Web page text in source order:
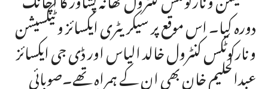
دورہ کیا۔ اس موقع پر سیکریٹری ایکسائز و ٹیکسیشن
و نارکوٹکس کنٹرول خالد الیاس اور ڈی جی ایکسائز
عبدالحلیم خان بھی ان کے ہمراہ تھے۔صوبائی